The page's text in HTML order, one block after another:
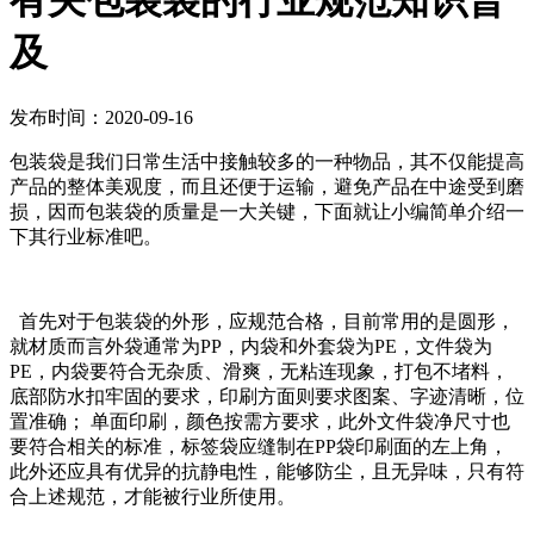
及
发布时间：2020-09-16
包装袋是我们日常生活中接触较多的一种物品，其不仅能提高
产品的整体美观度，而且还便于运输，避免产品在中途受到磨
损，因而包装袋的质量是一大关键，下面就让小编简单介绍一
下其行业标准吧。
首先对于包装袋的外形，应规范合格，目前常用的是圆形，
就材质而言外袋通常为PP，内袋和外套袋为PE，文件袋为
PE，内袋要符合无杂质、滑爽，无粘连现象，打包不堵料，
底部防水扣牢固的要求，印刷方面则要求图案、字迹清晰，位
置准确； 单面印刷，颜色按需方要求，此外文件袋净尺寸也
要符合相关的标准，标签袋应缝制在PP袋印刷面的左上角，
此外还应具有优异的抗静电性，能够防尘，且无异味，只有符
合上述规范，才能被行业所使用。